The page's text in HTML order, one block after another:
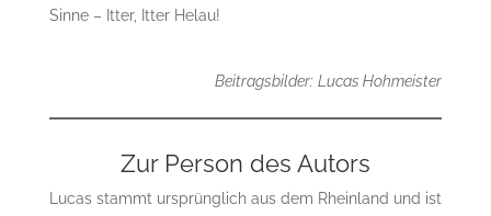
Sinne – Itter, Itter Helau!
Beitragsbilder: Lucas Hohmeister
Zur Person des Autors
Lucas stammt ursprünglich aus dem Rheinland und ist